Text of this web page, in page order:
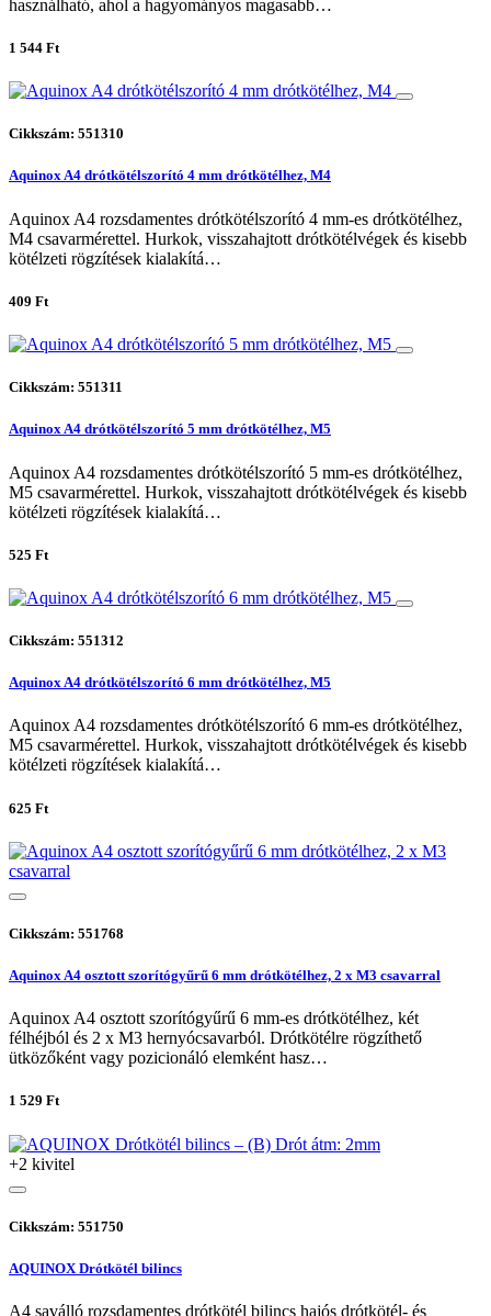
használható, ahol a hagyományos magasabb…
1 544 Ft
Cikkszám: 551310
Aquinox A4 drótkötélszorító 4 mm drótkötélhez, M4
Aquinox A4 rozsdamentes drótkötélszorító 4 mm-es drótkötélhez,
M4 csavarmérettel. Hurkok, visszahajtott drótkötélvégek és kisebb
kötélzeti rögzítések kialakítá…
409 Ft
Cikkszám: 551311
Aquinox A4 drótkötélszorító 5 mm drótkötélhez, M5
Aquinox A4 rozsdamentes drótkötélszorító 5 mm-es drótkötélhez,
M5 csavarmérettel. Hurkok, visszahajtott drótkötélvégek és kisebb
kötélzeti rögzítések kialakítá…
525 Ft
Cikkszám: 551312
Aquinox A4 drótkötélszorító 6 mm drótkötélhez, M5
Aquinox A4 rozsdamentes drótkötélszorító 6 mm-es drótkötélhez,
M5 csavarmérettel. Hurkok, visszahajtott drótkötélvégek és kisebb
kötélzeti rögzítések kialakítá…
625 Ft
Cikkszám: 551768
Aquinox A4 osztott szorítógyűrű 6 mm drótkötélhez, 2 x M3 csavarral
Aquinox A4 osztott szorítógyűrű 6 mm-es drótkötélhez, két
félhéjból és 2 x M3 hernyócsavarból. Drótkötélre rögzíthető
ütközőként vagy pozicionáló elemként hasz…
1 529 Ft
+2 kivitel
Cikkszám: 551750
AQUINOX Drótkötél bilincs
A4 saválló rozsdamentes drótkötél bilincs hajós drótkötél- és